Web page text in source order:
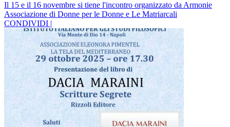
Il 15 e il 16 novembre si tiene l'incontro organizzato da Armonie
Associazione di Donne per le Donne e Le Matriarcali
CONDIVIDI |